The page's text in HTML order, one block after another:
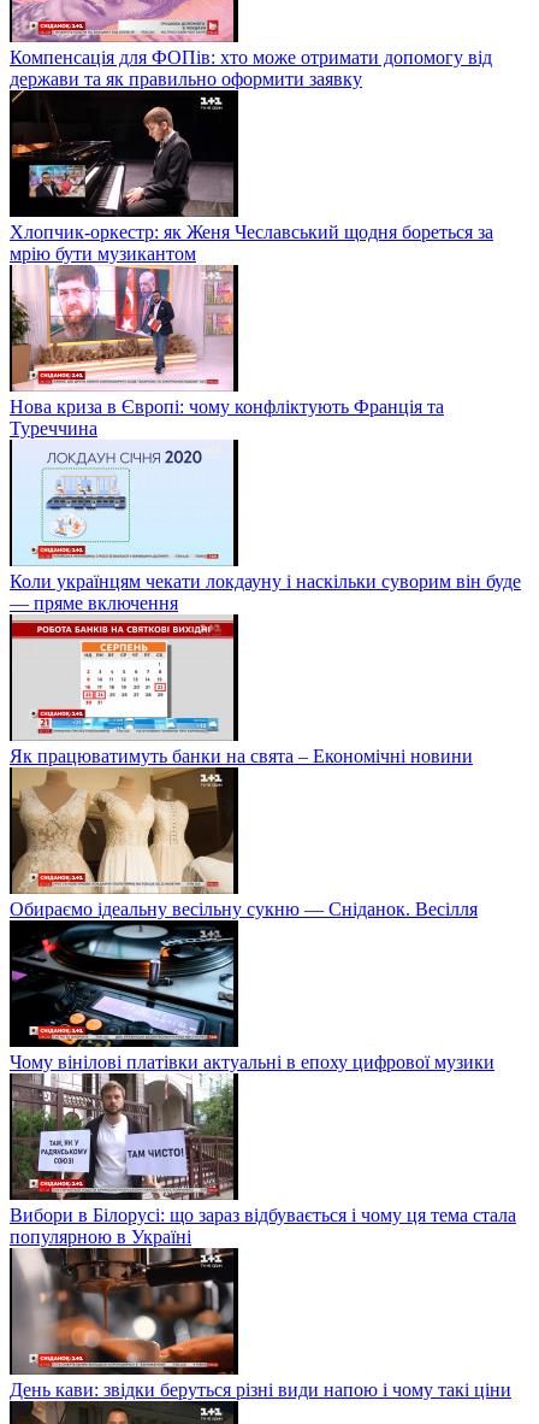
Компенсація для ФОПів: хто може отримати допомогу від
держави та як правильно оформити заявку
Хлопчик-оркестр: як Женя Чеславський щодня бореться за
мрію бути музикантом
Нова криза в Європі: чому конфліктують Франція та
Туреччина
Коли українцям чекати локдауну і наскільки суворим він буде
— пряме включення
Як працюватимуть банки на свята – Економічні новини
Обираємо ідеальну весільну сукню — Сніданок. Весілля
Чому вінілові платівки актуальні в епоху цифрової музики
Вибори в Білорусі: що зараз відбувається і чому ця тема стала
популярною в Україні
День кави: звідки беруться різні види напою і чому такі ціни